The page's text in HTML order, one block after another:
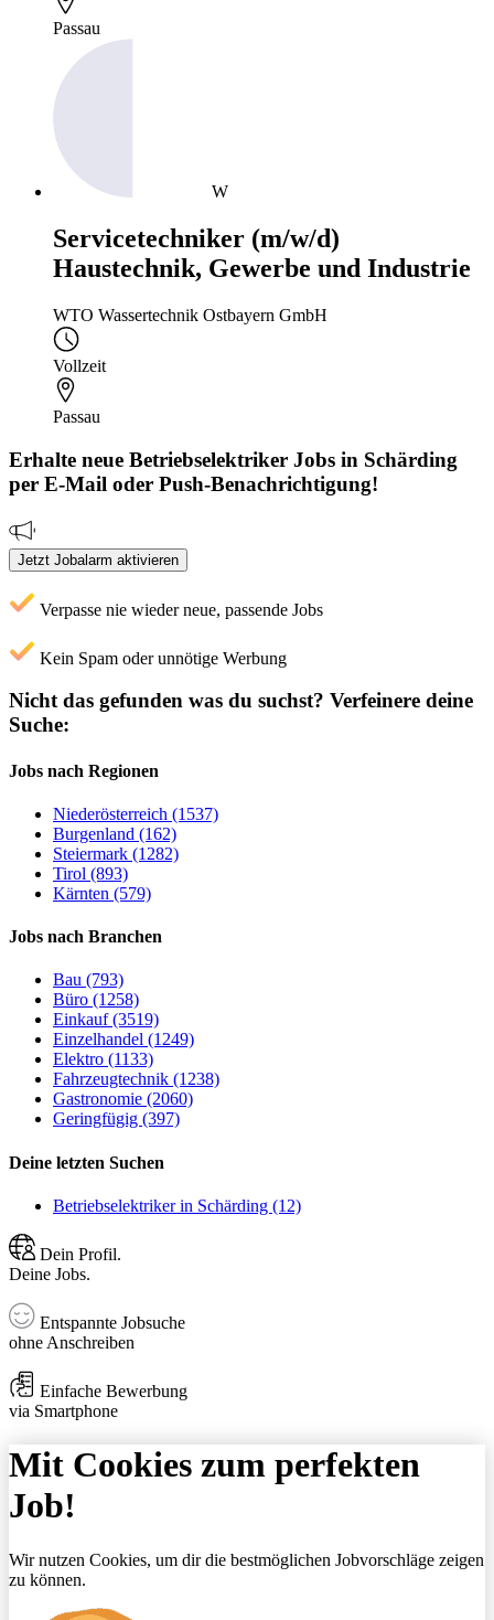
Passau
W
Servicetechniker (m/w/d)
Haustechnik, Gewerbe und Industrie
WTO Wassertechnik Ostbayern GmbH
Vollzeit
Passau
Erhalte neue Betriebselektriker Jobs in Schärding
per E-Mail oder Push-Benachrichtigung!
Jetzt Jobalarm aktivieren
Verpasse nie wieder neue, passende Jobs
Kein Spam oder unnötige Werbung
Nicht das gefunden was du suchst? Verfeinere deine
Suche:
Jobs nach Regionen
Niederösterreich (1537)
Burgenland (162)
Steiermark (1282)
Tirol (893)
Kärnten (579)
Jobs nach Branchen
Bau (793)
Büro (1258)
Einkauf (3519)
Einzelhandel (1249)
Elektro (1133)
Fahrzeugtechnik (1238)
Gastronomie (2060)
Geringfügig (397)
Deine letzten Suchen
Betriebselektriker in Schärding (12)
Dein Profil.
Deine Jobs.
Entspannte Jobsuche
ohne Anschreiben
Einfache Bewerbung
via Smartphone
Mit Cookies zum perfekten
Job!
Wir nutzen Cookies, um dir die bestmöglichen Jobvorschläge zeigen
zu können.